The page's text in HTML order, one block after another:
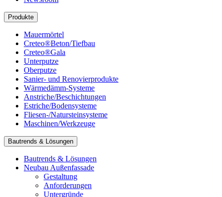
Produkte
Mauermörtel
Creteo®Beton/Tiefbau
Creteo®Gala
Unterputze
Oberputze
Sanier- und Renovierprodukte
Wärmedämm-Systeme
Anstriche/Beschichtungen
Estriche/Bodensysteme
Fliesen-/Natursteinsysteme
Maschinen/Werkzeuge
Bautrends & Lösungen
Bautrends & Lösungen
Neubau Außenfassade
Gestaltung
Anforderungen
Untergründe